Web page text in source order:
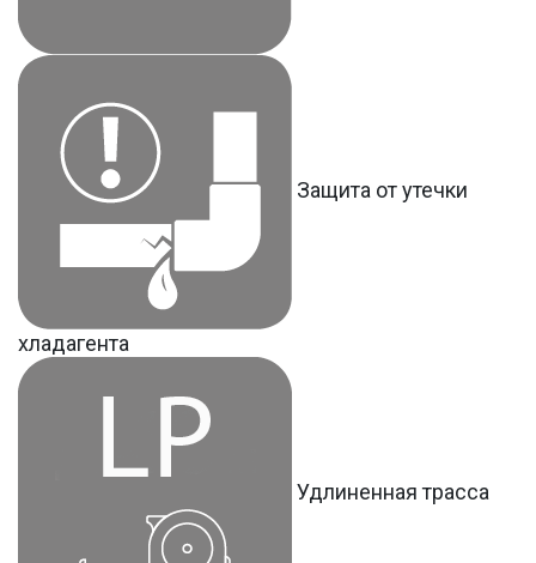
Защита от утечки
хладагента
Удлиненная трасса